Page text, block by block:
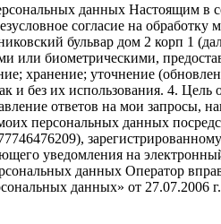
данных Настоящим
согласие на
бульвар дом 2 корп 1
или биометрическими,
хранение; уточнение
и без их использования. 4.
ответов на мои запросы,
персональных данных
уведомления на
данных Оператор
данных» от 27.07.2006 г.